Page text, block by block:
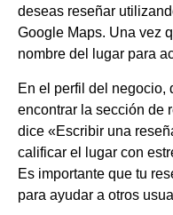
deseas reseñar
Google Maps. Una vez
nombre del lugar para
En el perfil del negocio,
encontrar la sección de
dice «Escribir una
calificar el lugar con
Es importante que tu
para ayudar a otros